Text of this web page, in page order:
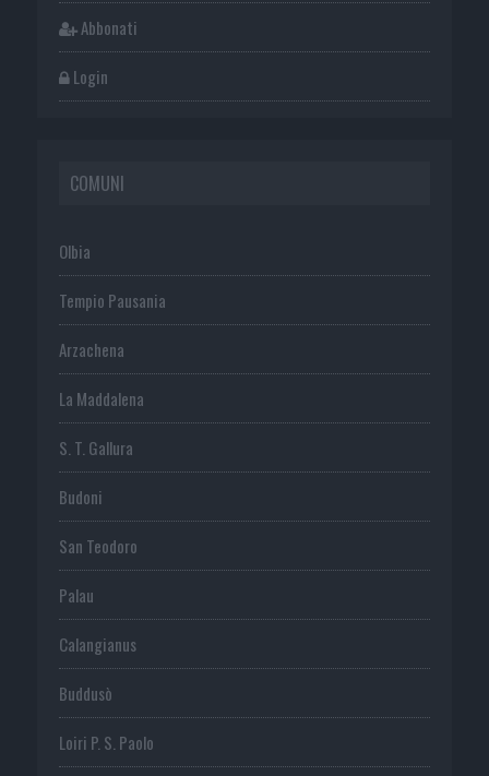
Abbonati
Login
COMUNI
Olbia
Tempio Pausania
Arzachena
La Maddalena
S. T. Gallura
Budoni
San Teodoro
Palau
Calangianus
Buddusò
Loiri P. S. Paolo